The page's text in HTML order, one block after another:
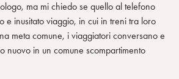
ma mi chiedo se quello al telefono
e inusitato viaggio, in cui in treni tra loro
meta comune, i viaggiatori conversano e
nuovo in un comune scompartimento